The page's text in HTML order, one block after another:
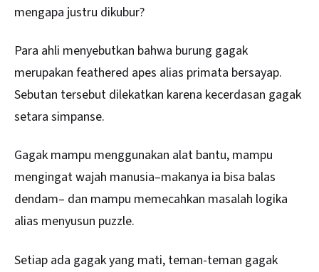
mengapa justru dikubur?
Para ahli menyebutkan bahwa burung gagak
merupakan feathered apes alias primata bersayap.
Sebutan tersebut dilekatkan karena kecerdasan gagak
setara simpanse.
Gagak mampu menggunakan alat bantu, mampu
mengingat wajah manusia–makanya ia bisa balas
dendam– dan mampu memecahkan masalah logika
alias menyusun puzzle.
Setiap ada gagak yang mati, teman-teman gagak